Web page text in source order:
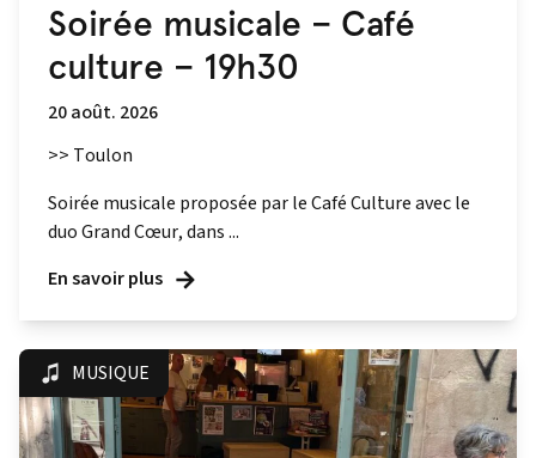
Soirée musicale – Café
culture – 19h30
20 août. 2026
>> Toulon
Soirée musicale proposée par le Café Culture avec le
duo Grand Cœur, dans ...
En savoir plus
MUSIQUE